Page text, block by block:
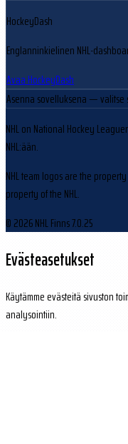
HockeyDash
Englanninkielinen NHL-
Avaa HockeyDash
Asenna sovelluksena — valitse
NHL on National Hockey
NHL:ään.
NHL team logos are the
property of the NHL.
© 2026 NHL Finns7.0.25
Evästeasetukset
Käytämme evästeitä sivuston
analysointiin.